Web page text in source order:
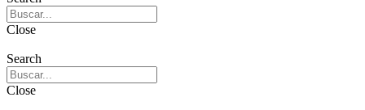
Close
Search
Close